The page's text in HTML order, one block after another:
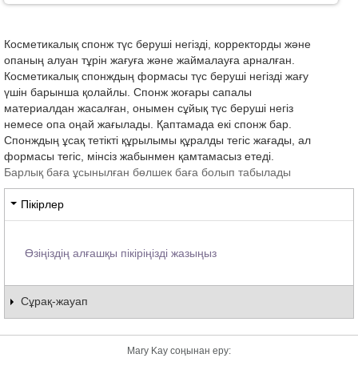
Косметикалық спонж түс беруші негізді, корректорды және
опаның алуан тұрін жағуға және жаймалауға арналған.
Косметикалық спонждың формасы түс беруші негізді жағу
үшін барынша қолайлы. Спонж жоғары сапалы
материалдан жасалған, онымен сұйық түс беруші негіз
немесе опа оңай жағылады. Қаптамада екі спонж бар.
Спонждың ұсақ тетікті құрылымы құралды тегіс жағады, ал
формасы тегіс, мінсіз жабынмен қамтамасыз етеді.
Барлық баға ұсынылған бөлшек баға болып табылады
Пікірлер
Өзіңіздің алғашқы пікіріңізді жазыңыз
Сұрақ-жауап
Mary Kay соңынан еру: